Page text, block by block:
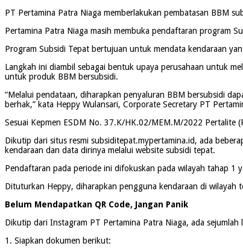
PT Pertamina Patra Niaga memberlakukan pembatasan BBM
Pertamina Patra Niaga masih membuka pendaftaran program
Program Subsidi Tepat bertujuan untuk mendata kendaraan
Langkah ini diambil sebagai bentuk upaya perusahaan untuk
untuk produk BBM bersubsidi.
“Melalui pendataan, diharapkan penyaluran BBM bersubsidi
berhak,” kata Heppy Wulansari, Corporate Secretary PT
Sesuai Kepmen ESDM No. 37.K/HK.02/MEM.M/2022 Pertalite
Dikutip dari situs resmi subsiditepat.mypertamina.id, ada
kendaraan dan data dirinya melalui website subsidi tepat.
Pendaftaran pada periode ini difokuskan pada wilayah tahap 1
Dituturkan Heppy, diharapkan pengguna kendaraan di wilayah
Belum Mendapatkan QR Code, Jangan Panik
Dikutip dari Instagram PT Pertamina Patra Niaga, ada
1. Siapkan dokumen berikut: